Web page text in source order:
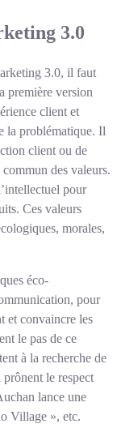
3.0
3.0, il faut
première version
client et
la problématique. Il
client ou de
des valeurs.
pour
Ces valeurs
morales,
éco-
pour
et convaincre les
le pas de ce
à la recherche de
le respect
lance une
Village », etc.